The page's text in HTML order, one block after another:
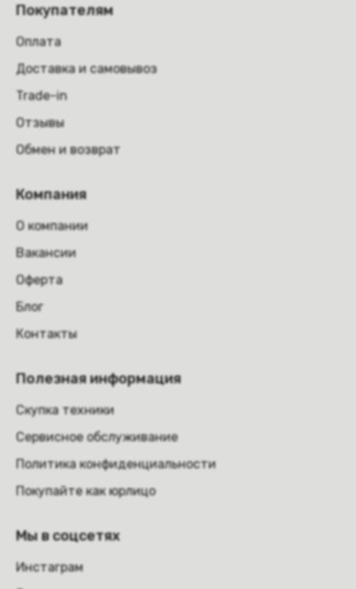
Покупателям
Оплата
Доставка и самовывоз
Trade-in
Отзывы
Обмен и возврат
Компания
О компании
Вакансии
Оферта
Блог
Контакты
Полезная информация
Скупка техники
Сервисное обслуживание
Политика конфиденциальности
Покупайте как юрлицо
Мы в соцсетях
Инстаграм